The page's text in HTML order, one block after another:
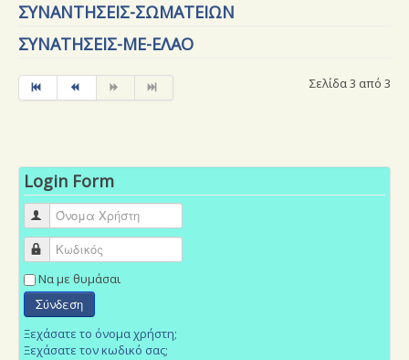
ΣΥΝΑΝΤΗΣΕΙΣ-ΣΩΜΑΤΕΙΩΝ
ΣΥΝΑΤΗΣΕΙΣ-ΜΕ-ΕΛΑΟ
Σελίδα 3 από 3
Login Form
Όνομα Χρήστη
Κωδικός
Να με θυμάσαι
Σύνδεση
Ξεχάσατε το όνομα χρήστη;
Ξεχάσατε τον κωδικό σας;